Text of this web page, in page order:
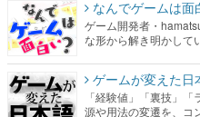
ゲームが変えた日
「経験値」「裏技」
源や用法の変遷を、コ
カテゴリ